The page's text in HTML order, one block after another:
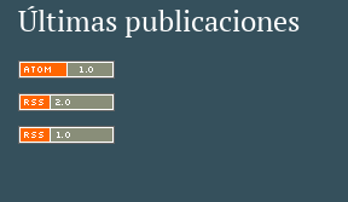
Últimas publicaciones